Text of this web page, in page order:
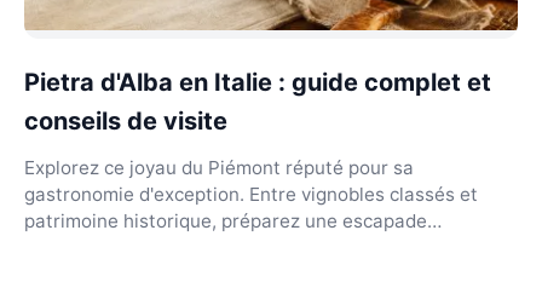
Pietra d'Alba en Italie : guide complet et
conseils de visite
Explorez ce joyau du Piémont réputé pour sa
gastronomie d'exception. Entre vignobles classés et
patrimoine historique, préparez une escapade